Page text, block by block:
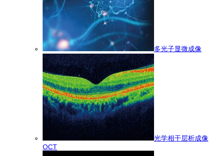
多光子显微成像
光学相干层析成像
OCT